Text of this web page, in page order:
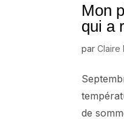
Mon
qui a
parClaire
de